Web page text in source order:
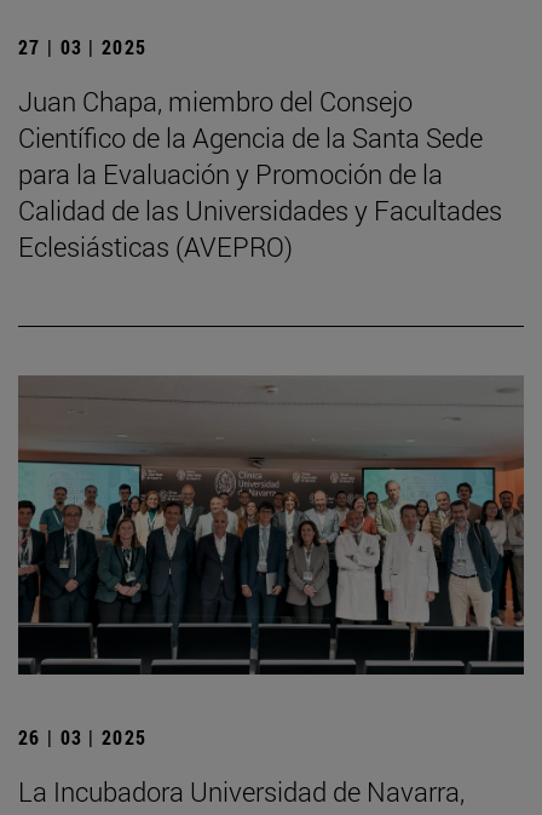
27 | 03 | 2025
Juan Chapa, miembro del Consejo
Científico de la Agencia de la Santa Sede
para la Evaluación y Promoción de la
Calidad de las Universidades y Facultades
Eclesiásticas (AVEPRO)
26 | 03 | 2025
La Incubadora Universidad de Navarra,